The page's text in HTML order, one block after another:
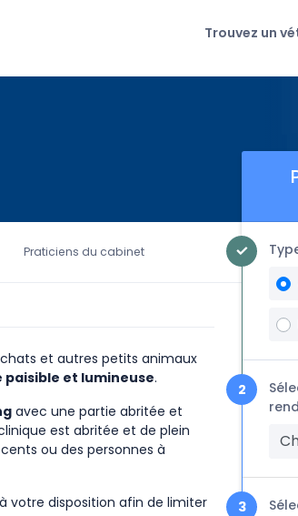
Trouvez un
Praticiens du cabinet
et autres petits animaux
paisible et lumineuse.
avec une partie abritée et
est abritée et de plein
ou des personnes à
votre disposition afin de limiter